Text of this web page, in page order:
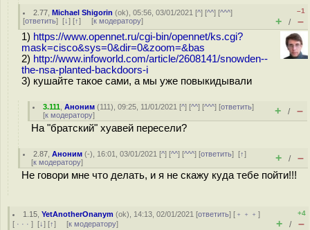
2.77 ,Michael Shigorin (ok), 05:56, 03/01/2021 [^] [^^] [^^^]
[ответить] [↓] [↑] [к модератору]
–1
+ / –
1) https://www.opennet.ru/cgi-bin/opennet/ks.cgi?
mask=cisco&sys=0&dir=0&zoom=&bas
2) http://www.infoworld.com/article/2608141/snowden--
the-nsa-planted-backdoors-i
3) кушайте такое сами, а мы уже повыкидывали
3.111 ,Аноним (111), 09:25, 11/01/2021 [^] [^^] [^^^] [ответить]
[к модератору] + / –
На "братский" хуавей пересели?
2.87 ,Аноним (-), 16:01, 03/01/2021 [^] [^^] [^^^] [ответить][↑]
[к модератору] + / –
Не говори мне что делать, и я не скажу куда тебе пойти!!!
1.15 ,YetAnotherOnanym (ok), 14:13, 02/01/2021 [ответить] [ ﹢﹢﹢]
[ · · · ] [↓] [↑] [к модератору]
+4
+ / –